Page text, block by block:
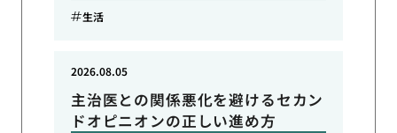
生活
主治医との関係悪化を避けるセカン
ドオピニオンの正しい進め方
2026.08.05